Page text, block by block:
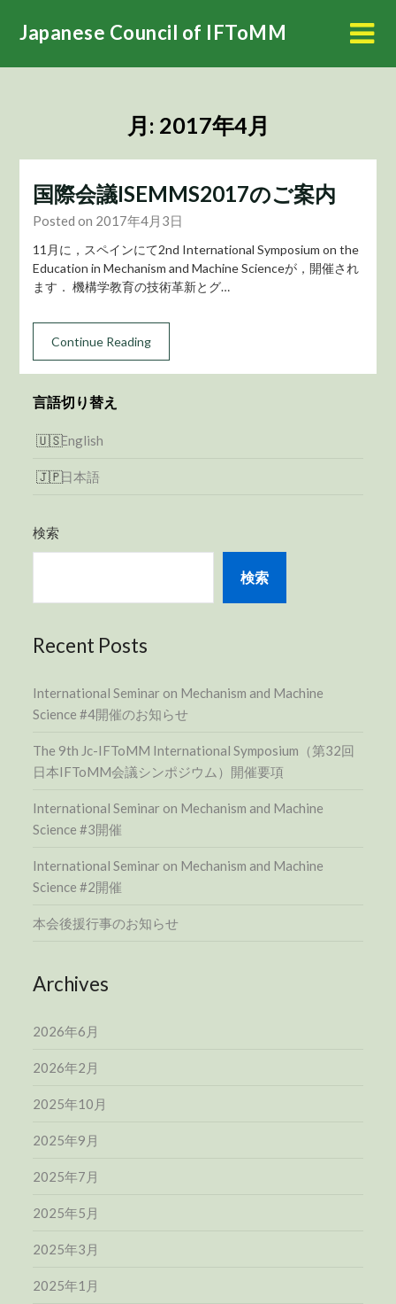
Japanese Council of IFToMM
月: 2017年4月
国際会議ISEMMS2017のご案内
Posted on 2017年4月3日
11月に，スペインにて2nd International Symposium on the
Education in Mechanism and Machine Scienceが，開催され
ます． 機構学教育の技術革新とグ…
Continue Reading
言語切り替え
English
日本語
検索
検索
Recent Posts
International Seminar on Mechanism and Machine
Science #4開催のお知らせ
The 9th Jc-IFToMM International Symposium（第32回
日本IFToMM会議シンポジウム）開催要項
International Seminar on Mechanism and Machine
Science #3開催
International Seminar on Mechanism and Machine
Science #2開催
本会後援行事のお知らせ
Archives
2026年6月
2026年2月
2025年10月
2025年9月
2025年7月
2025年5月
2025年3月
2025年1月